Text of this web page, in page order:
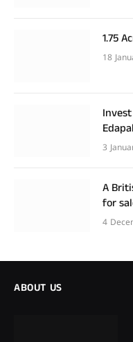
1.75
18
3
A
for
4
ABOUT US